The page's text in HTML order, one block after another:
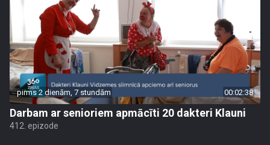
pirms 2 dienām, 7 stundām 00:02:38
Darbam ar senioriem apmācīti 20 dakteri Klauni
412. epizode